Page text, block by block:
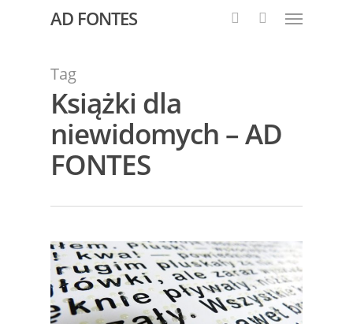
AD FONTES
Tag
Książki dla
niewidomych – AD
FONTES